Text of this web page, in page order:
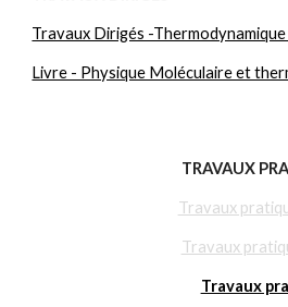
Travaux Dirigés -
Livre - Physique Moléculaire et
TRAVAUX
Travaux
Travaux
Travaux